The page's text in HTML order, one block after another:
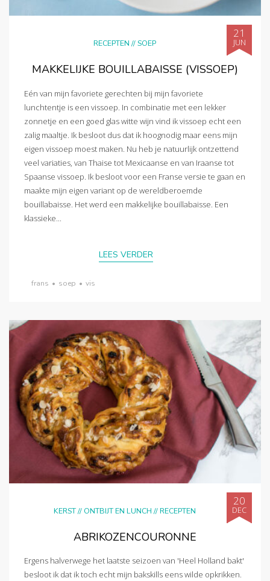
RECEPTEN //SOEP
21
JUN
MAKKELIJKE BOUILLABAISSE (VISSOEP)
Eén van mijn favoriete gerechten bij mijn favoriete
lunchtentje is een vissoep. In combinatie met een lekker
zonnetje en een goed glas witte wijn vind ik vissoep echt een
zalig maaltje. Ik besloot dus dat ik hoognodig maar eens mijn
eigen vissoep moest maken. Nu heb je natuurlijk ontzettend
veel variaties, van Thaise tot Mexicaanse en van Iraanse tot
Spaanse vissoep. Ik besloot voor een Franse versie te gaan en
maakte mijn eigen variant op de wereldberoemde
bouillabaisse. Het werd een makkelijke bouillabaisse. Een
klassieke...
LEES VERDER
frans • soep • vis
KERST// ONTBIJT EN LUNCH //RECEPTEN
20
DEC
ABRIKOZENCOURONNE
Ergens halverwege het laatste seizoen van 'Heel Holland bakt'
besloot ik dat ik toch echt mijn bakskills eens wilde opkrikken.